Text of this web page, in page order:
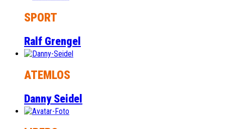
SPORT
Ralf Grengel
ATEMLOS
Danny Seidel